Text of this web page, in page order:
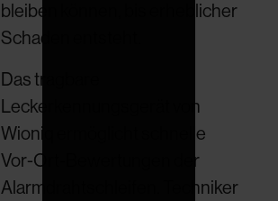
bleiben können, bis erheblicher
Schaden entsteht.
Das tragbare
Leckerkennungsgerät von
Wioniq ermöglicht schnelle
Vor-Ort-Bewertungen der
Alarmdrahtschleifen. Techniker